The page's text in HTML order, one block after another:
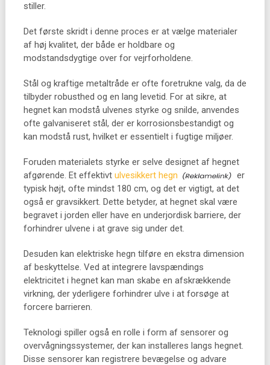
stiller.
Det første skridt i denne proces er at vælge materialer
af høj kvalitet, der både er holdbare og
modstandsdygtige over for vejrforholdene.
Stål og kraftige metaltråde er ofte foretrukne valg, da de
tilbyder robusthed og en lang levetid. For at sikre, at
hegnet kan modstå ulvenes styrke og snilde, anvendes
ofte galvaniseret stål, der er korrosionsbestandigt og
kan modstå rust, hvilket er essentielt i fugtige miljøer.
Foruden materialets styrke er selve designet af hegnet
afgørende. Et effektivt ulvesikkert hegn
er
typisk højt, ofte mindst 180 cm, og det er vigtigt, at det
også er gravsikkert. Dette betyder, at hegnet skal være
begravet i jorden eller have en underjordisk barriere, der
forhindrer ulvene i at grave sig under det.
Desuden kan elektriske hegn tilføre en ekstra dimension
af beskyttelse. Ved at integrere lavspændings
elektricitet i hegnet kan man skabe en afskrækkende
virkning, der yderligere forhindrer ulve i at forsøge at
forcere barrieren.
Teknologi spiller også en rolle i form af sensorer og
overvågningssystemer, der kan installeres langs hegnet.
Disse sensorer kan registrere bevægelse og advare